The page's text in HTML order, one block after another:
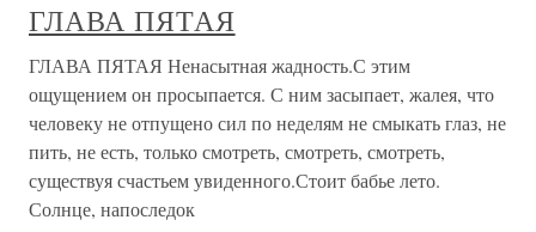
ГЛАВА ПЯТАЯ
ГЛАВА ПЯТАЯ Ненасытная жадность.С этим
ощущением он просыпается. С ним засыпает, жалея, что
человеку не отпущено сил по неделям не смыкать глаз, не
пить, не есть, только смотреть, смотреть, смотреть,
существуя счастьем увиденного.Стоит бабье лето.
Солнце, напоследок